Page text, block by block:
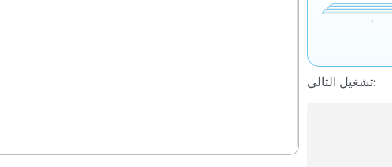
تشغيل التالي: